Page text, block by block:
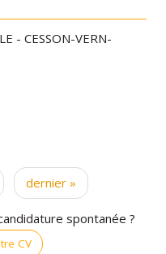
- CESSON-VERN-
dernier »
spontanée ?
CV